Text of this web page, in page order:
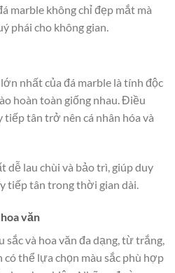
marble không chỉ đẹp mắt mà
phái cho không gian.
nhất của đá marble là tính độc
hoàn toàn giống nhau. Điều
tiếp tân trở nên cá nhân hóa và
dễ lau chùi và bảo trì, giúp duy
tiếp tân trong thời gian dài.
văn
và hoa văn đa dạng, từ trắng,
có thể lựa chọn màu sắc phù hợp